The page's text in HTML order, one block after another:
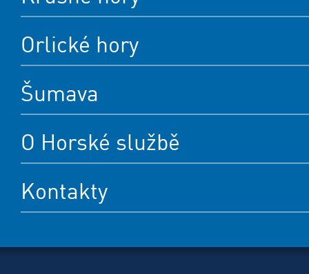
Orlické hory
Šumava
O Horské službě
Kontakty